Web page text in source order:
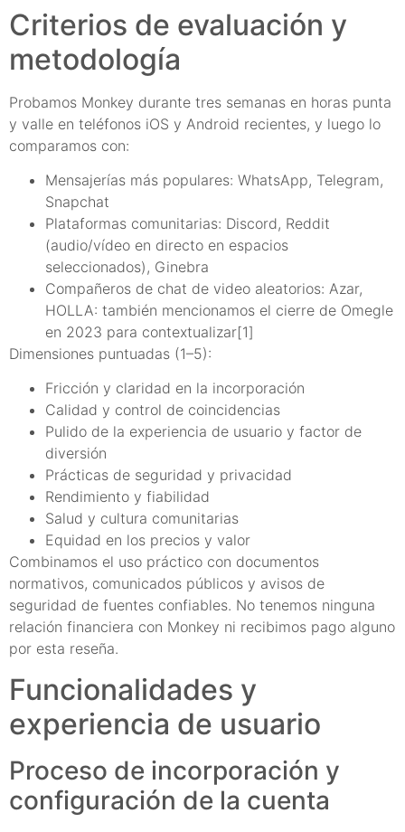
Criterios de evaluación y
metodología
Probamos Monkey durante tres semanas en horas punta
y valle en teléfonos iOS y Android recientes, y luego lo
comparamos con:
Mensajerías más populares: WhatsApp, Telegram,
Snapchat
Plataformas comunitarias: Discord, Reddit
(audio/vídeo en directo en espacios
seleccionados), Ginebra
Compañeros de chat de video aleatorios: Azar,
HOLLA: también mencionamos el cierre de Omegle
en 2023 para contextualizar[1]
Dimensiones puntuadas (1–5):
Fricción y claridad en la incorporación
Calidad y control de coincidencias
Pulido de la experiencia de usuario y factor de
diversión
Prácticas de seguridad y privacidad
Rendimiento y fiabilidad
Salud y cultura comunitarias
Equidad en los precios y valor
Combinamos el uso práctico con documentos
normativos, comunicados públicos y avisos de
seguridad de fuentes confiables. No tenemos ninguna
relación financiera con Monkey ni recibimos pago alguno
por esta reseña.
Funcionalidades y
experiencia de usuario
Proceso de incorporación y
configuración de la cuenta